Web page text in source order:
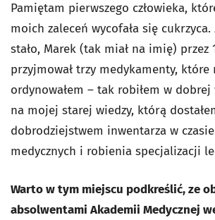
Pamiętam pierwszego człowieka,
moich zaleceń wycofała się
stało, Marek (tak miał na imię) przez
przyjmował trzy medykamenty, które
ordynowałem – tak robiłem w dobrej
na mojej starej wiedzy, którą
dobrodziejstwem inwentarza w
medycznych i robienia specjalizacji
Warto w tym miejscu podkreślić, ze
absolwentami Akademii Medycznej